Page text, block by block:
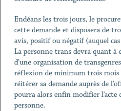
Endéans les trois jours, le
cette demande et disposera de
avis, positif ou négatif (auquel
La personne trans devra quant à
d’une organisation de
réflexion de minimum trois
réitérer sa demande auprès de
pourra alors enfin modifier l’acte
personne.